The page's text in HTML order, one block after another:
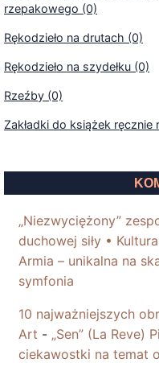
rzepakowego (0)
Rękodzieło na drutach (0)
Rękodzieło na szydełku (0)
Rzeźby (0)
Zakładki do książek ręcznie
„Niezwyciężony”
duchowej siły •
Armia – unikalna na
symfonia
10 najważniejszych
Art - „Sen” (La Reve)
ciekawostki na temat